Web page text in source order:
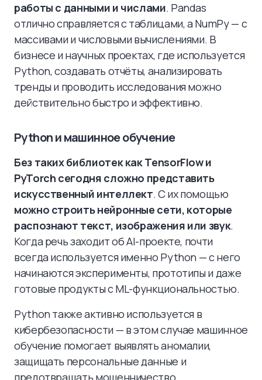
работы с данными и числами. Pandas
отлично справляется с таблицами, а NumPy — с
массивами и числовыми вычислениями. В
бизнесе и научных проектах, где используется
Python, создавать отчёты, анализировать
тренды и проводить исследования можно
действительно быстро и эффективно.
Python и машинное обучение
Без таких библиотек как TensorFlow и
PyTorch сегодня сложно представить
искусственный интеллект. С их помощью
можно строить нейронные сети, которые
распознают текст, изображения или звук.
Когда речь заходит об AI-проекте, почти
всегда используется именно Python — с него
начинаются эксперименты, прототипы и даже
готовые продукты с ML-функциональностью.
Python также активно используется в
кибербезопасности — в этом случае машинное
обучение помогает выявлять аномалии,
защищать персональные данные и
предотвращать мошенничество.